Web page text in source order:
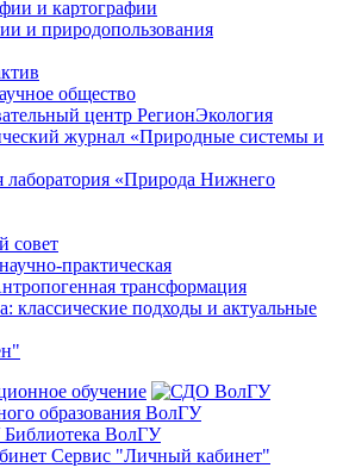
и картографии
и природопользования
общество
центр РегионЭкология
журнал «Природные системы и
лаборатория «Природа Нижнего
совет
практическая
трансформация
классические подходы и актуальные
обучение
образования ВолГУ
Библиотека ВолГУ
Сервис "Личный кабинет"